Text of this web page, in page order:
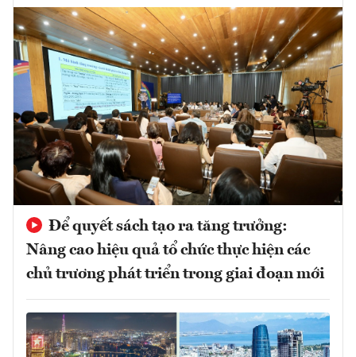
Để quyết sách tạo ra tăng trưởng:
Nâng cao hiệu quả tổ chức thực hiện các
chủ trương phát triển trong giai đoạn mới